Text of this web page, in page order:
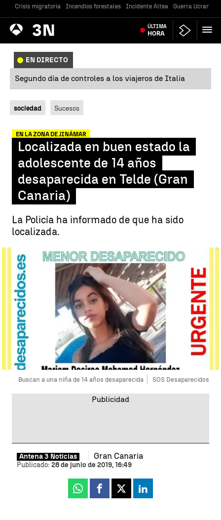
Crisis migratoria Incendios forestales Incidente Altea Guerra Ucrania
Antena
3 Noticias ÚLTIMA
HORA
EN DIRECTO
Segundo día de controles a los viajeros de Italia
sociedad Sucesos
EN LA ZONA DE JINÁMAR
Localizada en buen estado la
adolescente de 14 años
desaparecida en Telde (Gran
Canaria)
La Policía ha informado de que ha sido
localizada.
Buscan a una niña de 14 años desaparecida SOS Desaparecidos
Antena 3 Noticias Gran Canaria
Publicado: 28 de junio de 2019, 16:49
Whatsapp
Facebook
X Linkedin